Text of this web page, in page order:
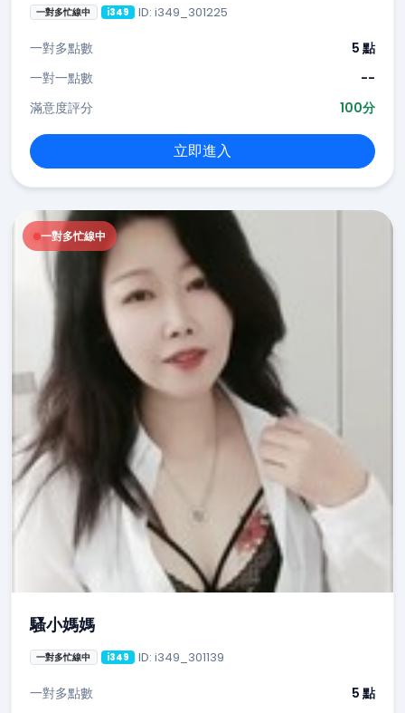
一對多忙線中 i349 ID: i349_301225
一對多點數
5 點
一對一點數
--
滿意度評分
100分
立即進入
一對多忙線中
騷小媽媽
一對多忙線中 i349 ID: i349_301139
一對多點數 5 點